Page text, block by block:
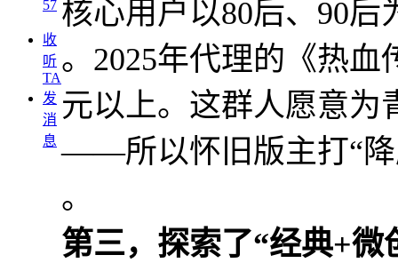
57
收
听
TA
发
消
息
核心用户以80后、90
。2025年代理的《热
元以上。这群人愿意为
——所以怀旧版主打“降
。
第三，探索了“经典+微